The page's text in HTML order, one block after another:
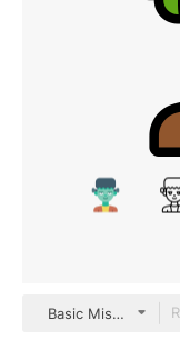
Basic Miscellany